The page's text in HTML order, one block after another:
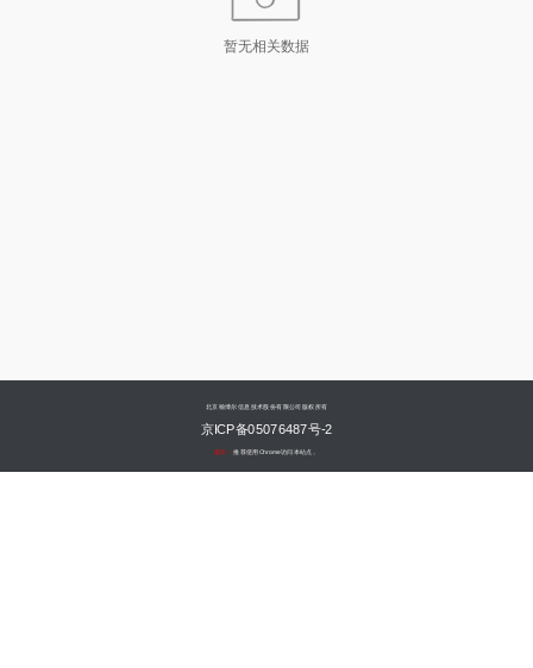
暂无相关数据
北京翰博尔信息技术股份有限公司版权所有
京ICP备05076487号-2
提示：推荐使用Chrome访问本站点。